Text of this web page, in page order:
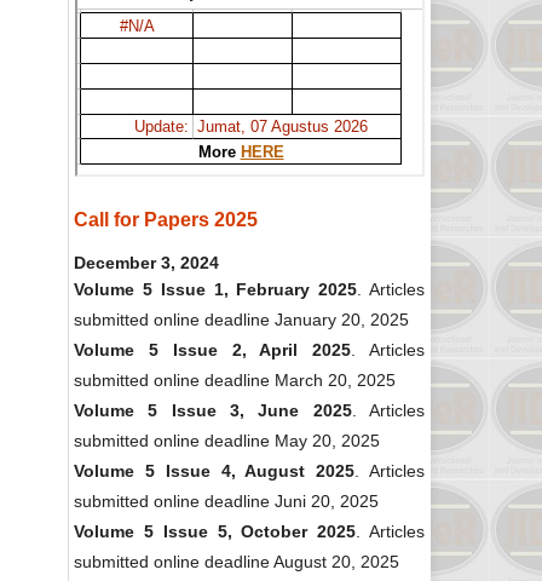
Call for Papers 2025
December 3, 2024
Volume 5 Issue 1, February 2025 . Articles
submitted online deadline January 20, 2025
Volume 5 Issue 2, April 2025 . Articles
submitted online deadline March 20, 2025
Volume 5 Issue 3, June 2025. Articles
submitted online deadline May 20, 2025
Volume 5 Issue 4, August 2025 . Articles
submitted online deadline Juni 20, 2025
Volume 5 Issue 5, October 2025 . Articles
submitted online deadline August 20, 2025